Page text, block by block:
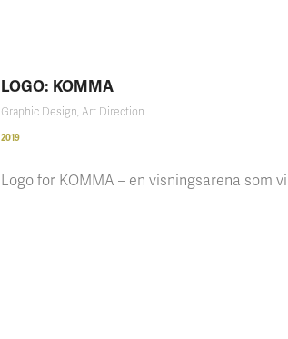
LOGO: KOMMA
Graphic Design, Art Direction
2019
Logo for KOMMA – en visningsarena som